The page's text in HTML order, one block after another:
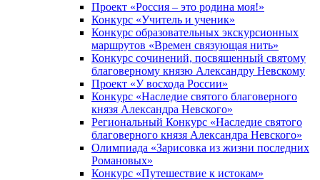
Проект «Россия – это родина моя!»
Конкурс «Учитель и ученик»
Конкурс образовательных экскурсионных
маршрутов «Времен связующая нить»
Конкурс сочинений, посвященный святому
благоверному князю Александру Невскому
Проект «У восхода России»
Конкурс «Наследие святого благоверного
князя Александра Невского»
Региональный Конкурс «Наследие святого
благоверного князя Александра Невского»
Олимпиада «Зарисовка из жизни последних
Романовых»
Конкурс «Путешествие к истокам»